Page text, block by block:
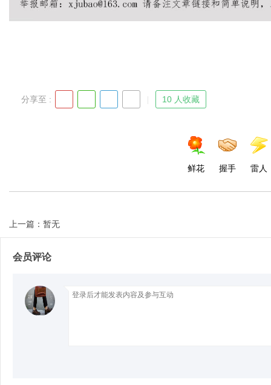
分享至 : 10 人收藏
鲜花 握手 雷人
上一篇：暂无
会员评论